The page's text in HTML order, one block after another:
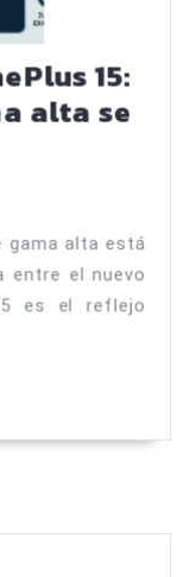
15:
alta se
gama alta está
entre el nuevo
es el reflejo